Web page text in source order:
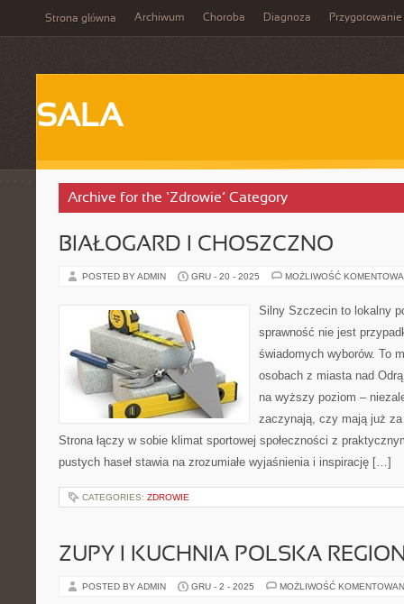
Strona główna Archiwum Choroba Diagnoza Przygotowanie
SALA
Archive for the ‘Zdrowie’ Category
BIAŁOGARD I CHOSZCZNO
POSTED BY ADMIN GRU - 20 - 2025 MOŻLIWOŚĆ
Silny Szczecin to lokalny
sprawność nie jest
świadomych wyborów. To
osobach z miasta nad
na wyższy poziom –
zaczynają, czy mają już
Strona łączy w sobie klimat sportowej społeczności z
pustych haseł stawia na zrozumiałe wyjaśnienia i inspirację […]
CATEGORIES: ZDROWIE
ZUPY I KUCHNIA POLSKA
POSTED BY ADMIN GRU - 2 - 2025 MOŻLIWOŚĆ